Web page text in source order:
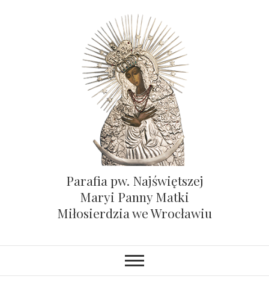
Parafia pw. Najświętszej
Maryi Panny Matki
Miłosierdzia we Wrocławiu